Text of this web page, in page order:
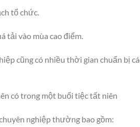
tổ chức.
tải vào mùa cao điểm.
cũng có nhiều thời gian chuẩn bị
có trong một buổi tiệc tất niên
nghiệp thường bao gồm: